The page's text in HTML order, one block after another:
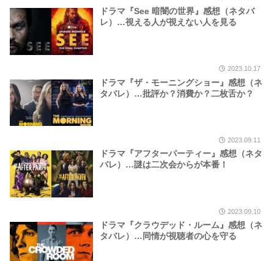
ドラマ『See 暗闇の世界』感想（ネタバ
レ）…視える人が視えない人を見る
2023.10.17
ドラマ『ザ・モーニングショー』感想（ネ
タバレ）…批評か？消費か？二枚舌か？
2023.09.11
ドラマ『アフターパーティー』感想（ネタ
バレ）…謎は二次会からが本番！
2023.09.10
ドラマ『クラウデッド・ルーム』感想（ネ
タバレ）…同情が視聴者の心を守る